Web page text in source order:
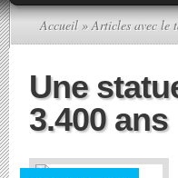
Accueil» Articles avec le
Une
3.400 ans